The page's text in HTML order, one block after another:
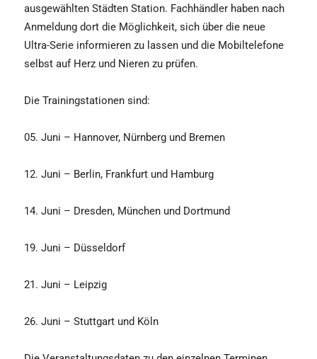
ausgewählten Städten Station. Fachhändler haben nach
Anmeldung dort die Möglichkeit, sich über die neue
Ultra-Serie informieren zu lassen und die Mobiltelefone
selbst auf Herz und Nieren zu prüfen.
Die Trainingstationen sind:
05. Juni – Hannover, Nürnberg und Bremen
12. Juni – Berlin, Frankfurt und Hamburg
14. Juni – Dresden, München und Dortmund
19. Juni – Düsseldorf
21. Juni – Leipzig
26. Juni – Stuttgart und Köln